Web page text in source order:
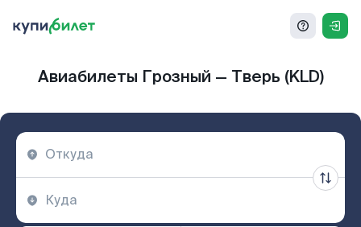
Авиабилеты Грозный — Тверь (KLD)